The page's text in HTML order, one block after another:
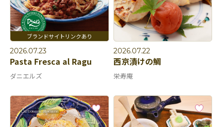
2026.07.23
Pasta Fresca al Ragu
ダニエルズ
2026.07.22
西京漬けの鯛
栄寿庵